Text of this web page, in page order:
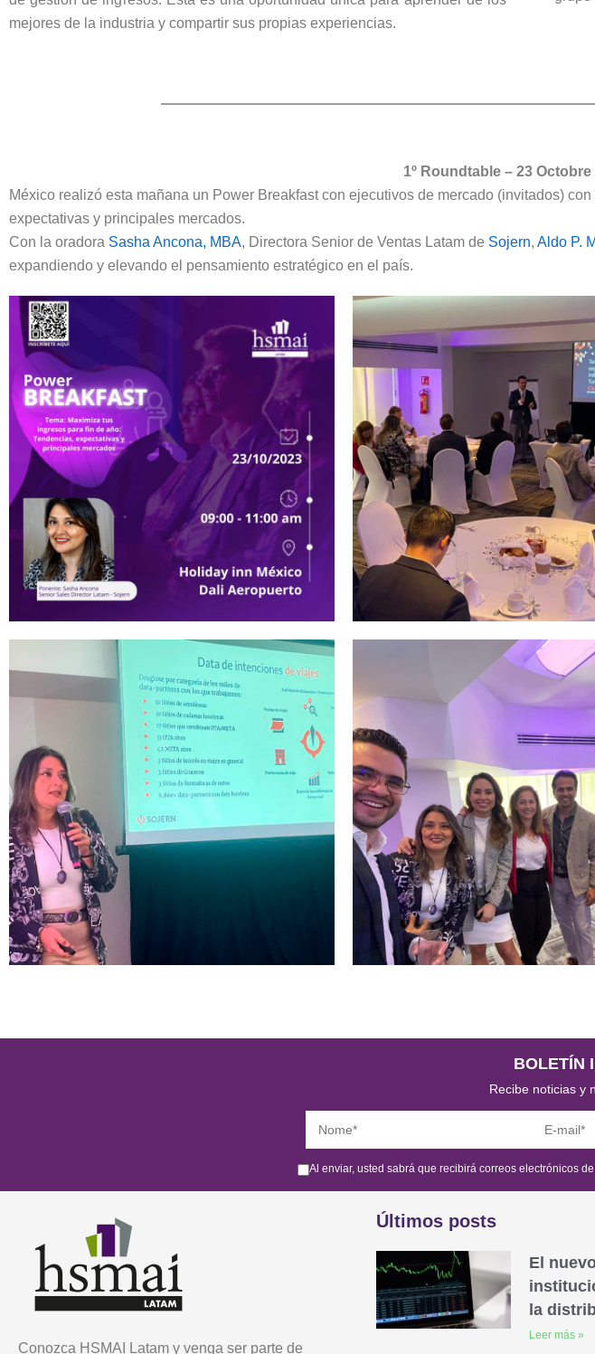
mejores de la industria y compartir sus propias experiencias.
1º Roundtable – 23 Octobre
México realizó esta mañana un Power Breakfast con ejecutivos de mercado (invitados)
expectativas y principales mercados.
Con la oradora Sasha Ancona, MBA, Directora Senior de Ventas Latam de Sojern, Aldo P.
expandiendo y elevando el pensamiento estratégico en el país.
BOLETÍN
Recibe noticias y
Al enviar, usted sabrá que recibirá correos electrónicos
Conozca HSMAI Latam y venga ser parte de
Últimos posts
El
la
Leer más »